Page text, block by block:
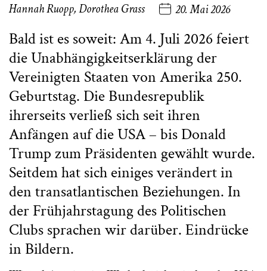
Hannah Ruopp, Dorothea Grass 20. Mai 2026
Bald ist es soweit: Am 4. Juli 2026 feiert
die Unabhängigkeitserklärung der
Vereinigten Staaten von Amerika 250.
Geburtstag. Die Bundesrepublik
ihrerseits verließ sich seit ihren
Anfängen auf die USA – bis Donald
Trump zum Präsidenten gewählt wurde.
Seitdem hat sich einiges verändert in
den transatlantischen Beziehungen. In
der Frühjahrstagung des Politischen
Clubs sprachen wir darüber. Eindrücke
in Bildern.